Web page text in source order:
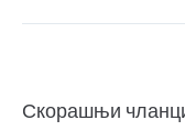
Скорашњи